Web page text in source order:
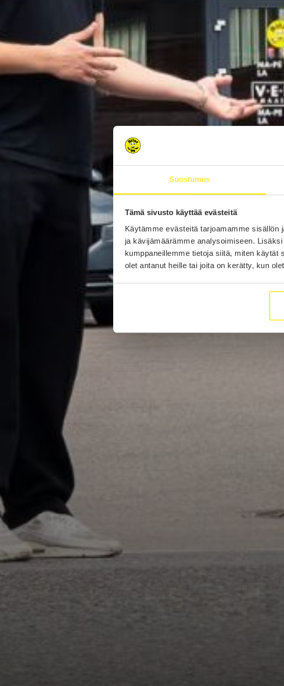
Suostumus
Tämä sivusto käyttää evästeitä
Käytämme evästeitä tarjoamamme sisällön
ja kävijämäärämme analysoimiseen.
kumppaneillemme tietoja siitä, miten käytät
olet antanut heille tai joita on kerätty, kun